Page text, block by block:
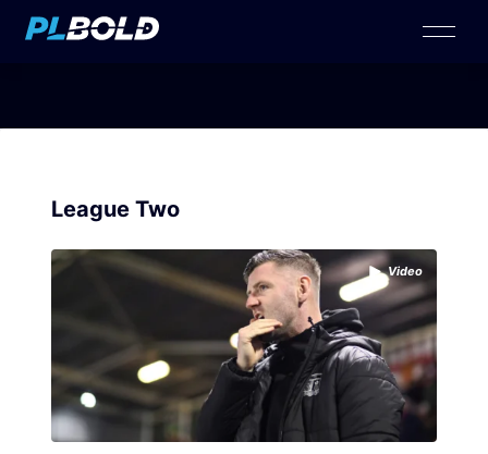
League Two
Video